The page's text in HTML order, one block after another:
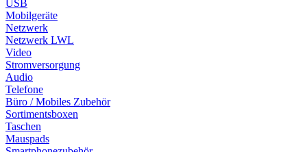
USB
Mobilgeräte
Netzwerk
Netzwerk LWL
Video
Stromversorgung
Audio
Telefone
Büro / Mobiles Zubehör
Sortimentsboxen
Taschen
Mauspads